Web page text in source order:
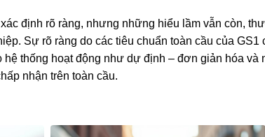
định rõ ràng, nhưng những hiểu lầm vẫn còn,
Sự rõ ràng do các tiêu chuẩn toàn cầu của
hệ thống hoạt động như dự định – đơn giản hóa
nhận trên toàn cầu.